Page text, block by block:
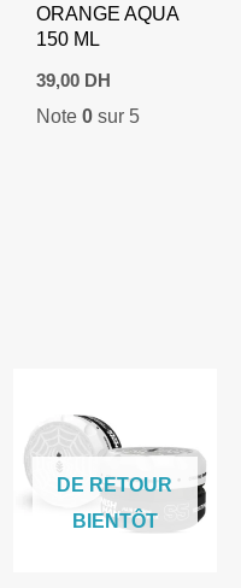
ORANGE AQUA
150 ML
39,00 DH
Note0 sur 5
DE RETOUR
BIENTÔT